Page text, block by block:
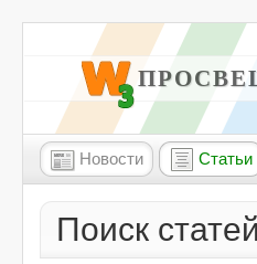
W3
Новости Статьи
Поиск